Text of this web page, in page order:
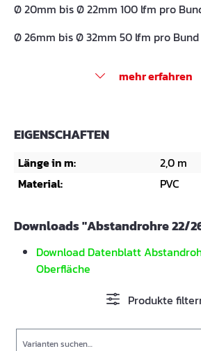
Ø 20mm bis Ø 22mm 100 lfm pro
Ø 26mm bis Ø 32mm 50 lfm pro Bund
mehr erfahren
EIGENSCHAFTEN
Länge in m:
2,0 m
Material:
PVC
Downloads "Abstandrohre 22/
Download Datenblatt
Oberfläche
Produkte